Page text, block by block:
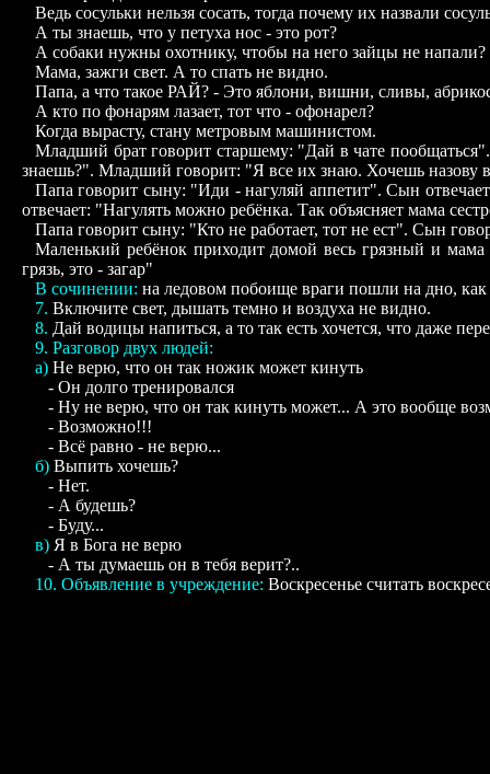
Ведь сосульки нельзя сосать, тогда почему их назвали
А ты знаешь, что у петуха нос - это рот?
А собаки нужны охотнику, чтобы на него зайцы не напали?
Мама, зажги свет. А то спать не видно.
Папа, а что такое РАЙ? - Это яблони, вишни, сливы,
А кто по фонарям лазает, тот что - офонарел?
Когда вырасту, стану метровым машинистом.
Младший брат говорит старшему: "Дай в чате
знаешь?". Младший говорит: "Я все их знаю. Хочешь назову
Папа говорит сыну: "Иди - нагуляй аппетит". Сын
отвечает: "Нагулять можно ребёнка. Так объясняет мама
Папа говорит сыну: "Кто не работает, тот не ест". Сын
Маленький ребёнок приходит домой весь грязный и
грязь, это - загар"
В сочинении: на ледовом побоище враги пошли на дно,
7. Включите свет, дышать темно и воздуха не видно.
8. Дай водицы напиться, а то так есть хочется, что даже
9. Разговор двух людей:
а) Не верю, что он так ножик может кинуть
- Он долго тренировался
- Ну не верю, что он так кинуть может... А это вообще
- Возможно!!!
- Всё равно - не верю...
б) Выпить хочешь?
- Нет.
- А будешь?
- Буду...
в) Я в Бога не верю
- А ты думаешь он в тебя верит?..
10. Объявление в учреждение: Воскресенье считать